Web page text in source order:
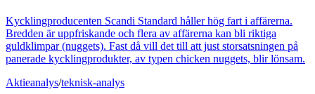
Kycklingproducenten Scandi Standard håller hög fart i affärerna.
Bredden är uppfriskande och flera av affärerna kan bli riktiga
guldklimpar (nuggets). Fast då vill det till att just storsatsningen på
panerade kycklingprodukter, av typen chicken nuggets, blir lönsam.
Aktieanalys/teknisk-analys